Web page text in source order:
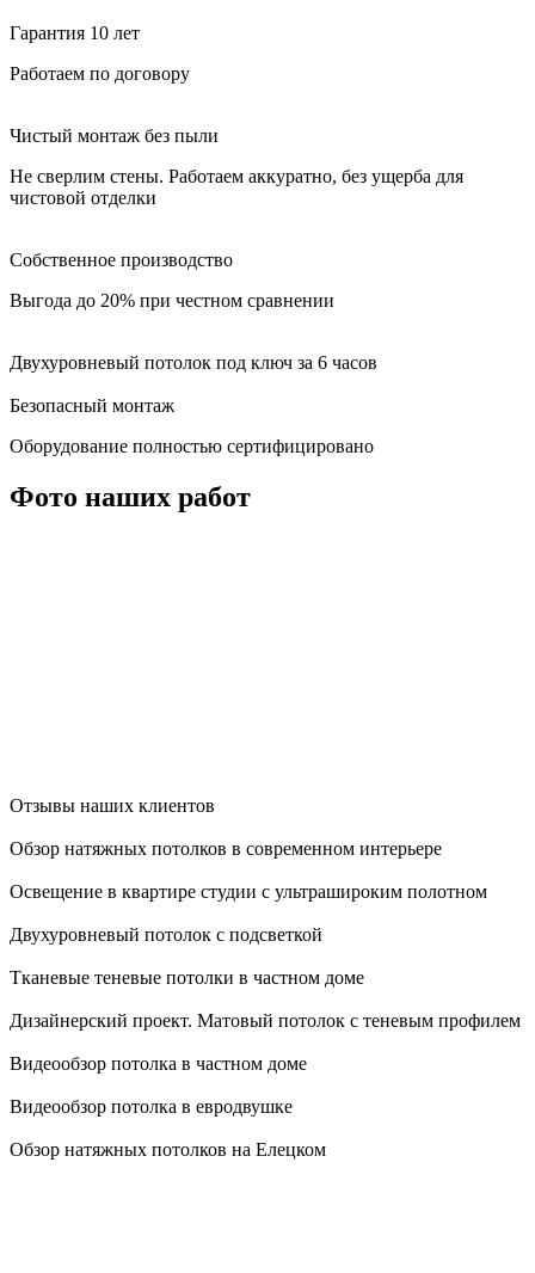
Гарантия 10 лет
Работаем по договору
Чистый монтаж без пыли
Не сверлим стены. Работаем аккуратно, без ущерба для
чистовой отделки
Собственное производство
Выгода до 20% при честном сравнении
Двухуровневый потолок под ключ за 6 часов
Безопасный монтаж
Оборудование полностью сертифицировано
Фото наших работ
Отзывы наших клиентов
Обзор натяжных потолков в современном интерьере
Освещение в квартире студии с ультрашироким полотном
Двухуровневый потолок с подсветкой
Тканевые теневые потолки в частном доме
Дизайнерский проект. Матовый потолок с теневым профилем
Видеообзор потолка в частном доме
Видеообзор потолка в евродвушке
Обзор натяжных потолков на Елецком